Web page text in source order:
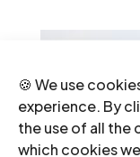
🍪 We use
experience. By
the use of all
which cookies